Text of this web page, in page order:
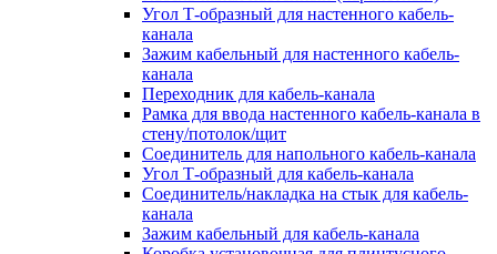
Угол Т-образный для настенного кабель-
канала
Зажим кабельный для настенного кабель-
канала
Переходник для кабель-канала
Рамка для ввода настенного кабель-канала в
стену/потолок/щит
Соединитель для напольного кабель-канала
Угол Т-образный для кабель-канала
Соединитель/накладка на стык для кабель-
канала
Зажим кабельный для кабель-канала